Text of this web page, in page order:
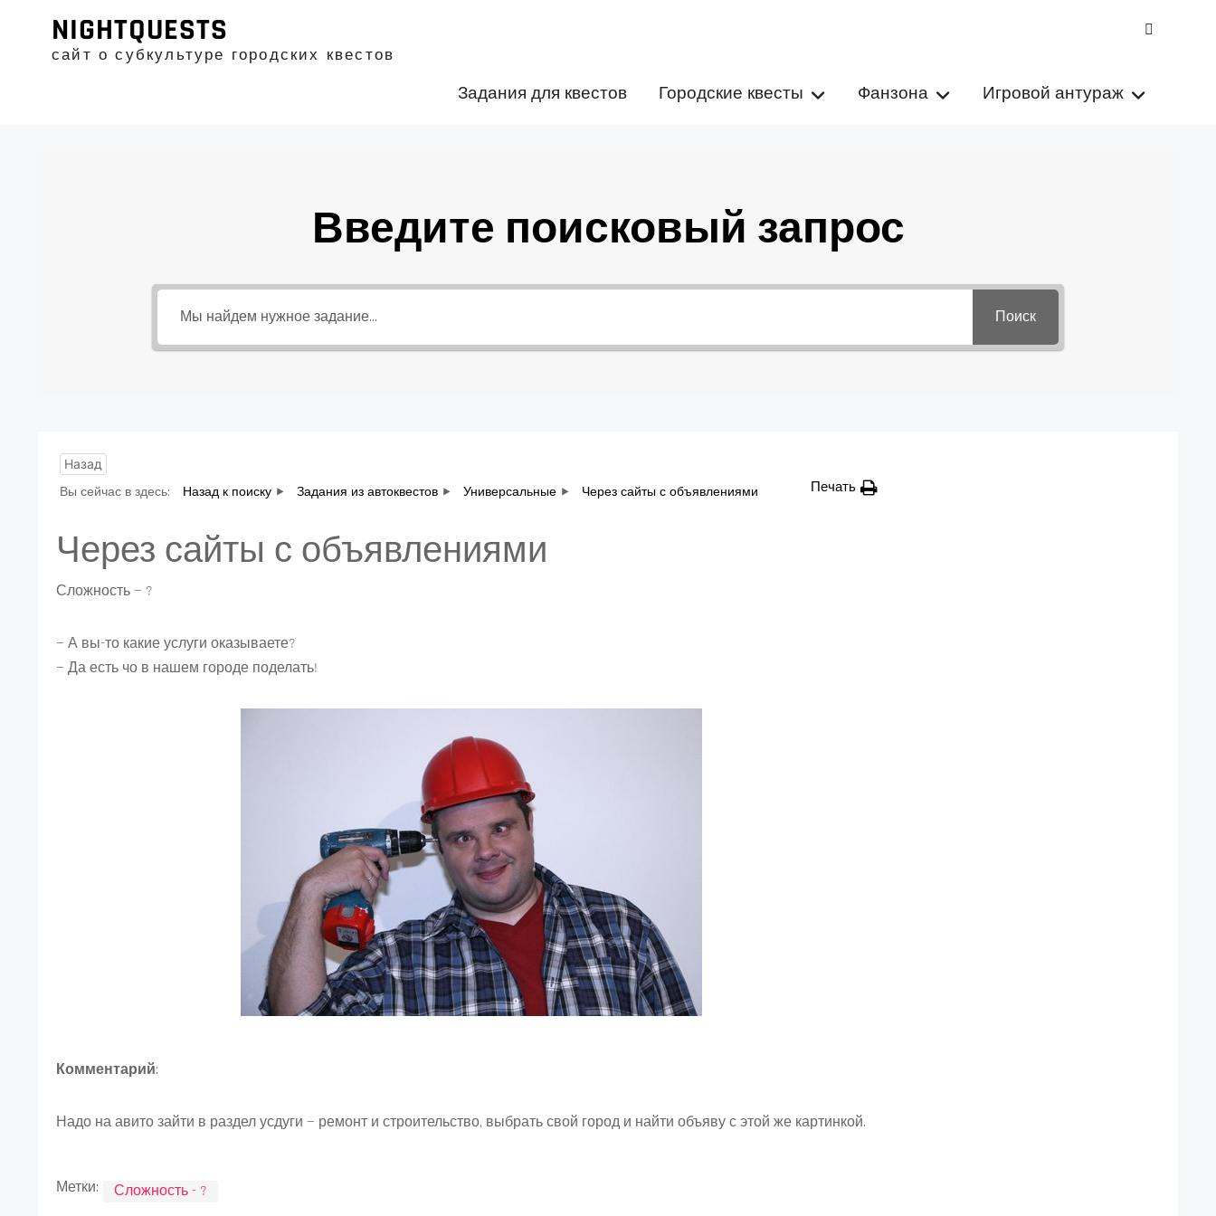
содержимому
NIGHTQUESTS
сайт о субкультуре городских квестов
Задания для квестов Городские квесты Фанзона Игровой антураж
Введите поисковый запрос
Поиск
Назад
Вы сейчас в здесь: Назад к поиску Задания из автоквестов Универсальные Через сайты с объявлениями Печать
Через сайты с объявлениями
Сложность — ?
— А вы-то какие услуги оказываете?
— Да есть чо в нашем городе поделать!
Комментарий:
Надо на авито зайти в раздел усдуги — ремонт и строительство, выбрать свой город и найти объяву с этой же картинкой.
Метки: Сложность - ?